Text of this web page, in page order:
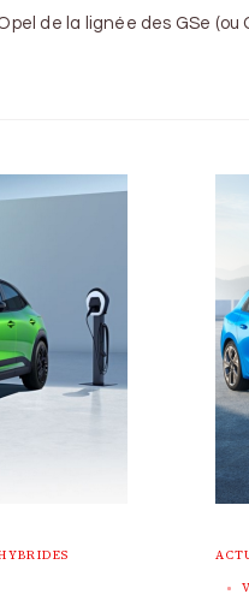
de la lignée des GSe